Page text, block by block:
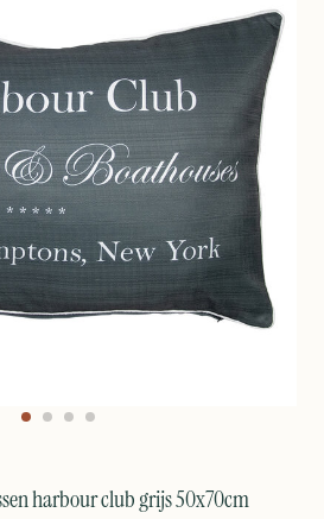
harbour club grijs 50x70cm